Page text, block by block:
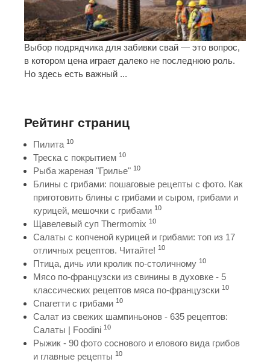
Выбор подрядчика для забивки свай — это вопрос,
в котором цена играет далеко не последнюю роль.
Но здесь есть важный ...
Рейтинг страниц
Пилита 10
Треска с покрытием 10
Рыба жареная "Грилье" 10
Блины с грибами: пошаговые рецепты с фото. Как
приготовить блины с грибами и сыром, грибами и
курицей, мешочки с грибами 10
Щавелевый суп Thermomix 10
Салаты с копченой курицей и грибами: топ из 17
отличных рецептов. Читайте! 10
Птица, дичь или кролик по-столичному 10
Мясо по-французски из свинины в духовке - 5
классических рецептов мяса по-французски 10
Спагетти с грибами 10
Салат из свежих шампиньонов - 635 рецептов:
Салаты | Foodini 10
Рыжик - 90 фото соснового и елового вида грибов
и главные рецепты 10